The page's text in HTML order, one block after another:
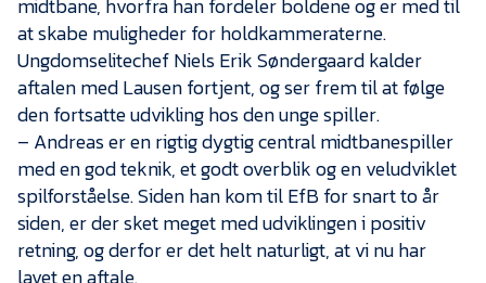
midtbane, hvorfra han fordeler boldene og er med til
at skabe muligheder for holdkammeraterne.
Ungdomselitechef Niels Erik Søndergaard kalder
aftalen med Lausen fortjent, og ser frem til at følge
den fortsatte udvikling hos den unge spiller.
– Andreas er en rigtig dygtig central midtbanespiller
med en god teknik, et godt overblik og en veludviklet
spilforståelse. Siden han kom til EfB for snart to år
siden, er der sket meget med udviklingen i positiv
retning, og derfor er det helt naturligt, at vi nu har